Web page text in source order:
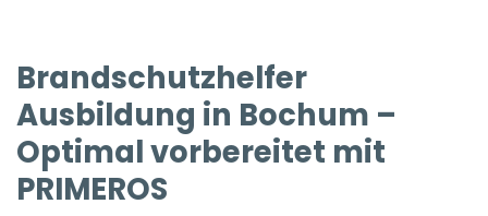
Brandschutzhelfer
Ausbildung in Bochum –
Optimal vorbereitet mit
PRIMEROS